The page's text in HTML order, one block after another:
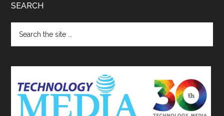
SEARCH
the